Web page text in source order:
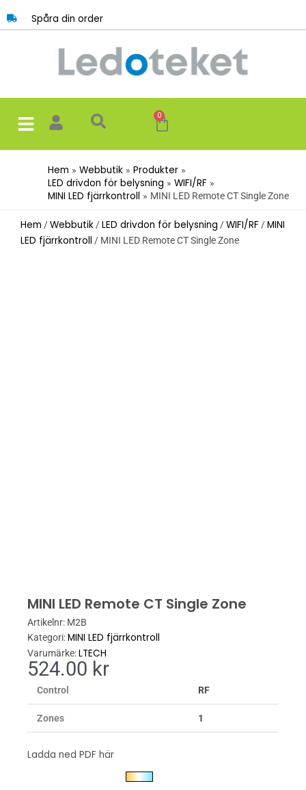
till
Spåra din order
0
Varukorg
Hem Webbutik
Produkter
LED drivdon för belysning
WIFI/RF
MINI LED fjärrkontroll
MINI LED Remote CT Single Zone
Hem /Webbutik /LED drivdon för belysning /WIFI/RF /MINI
LED fjärrkontroll / MINI LED Remote CT Single Zone
MINI LED Remote CT Single Zone
Artikelnr: M2B
Kategori:MINI LED fjärrkontroll
Varumärke:LTECH
524.00 kr
Control RF
Zones 1
Ladda ned PDF här